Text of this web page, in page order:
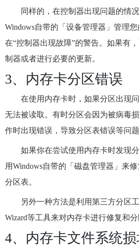
同样的，在控制器出现问题的情
Windows自带的「设备管理器」管理
在“控制器出现故障”的警告。如果有
制器或者进行必要的更新。
3、内存卡分区错误
在使用内存卡时，如果分区出现
无法被读取。有时分区会因为被病毒
作时出现错误，导致分区表错误等问题
如果你在尝试使用内存卡时发现
用Windows自带的「磁盘管理器」来
分区表。
另外一种方法是利用第三方分区
Wizard等工具来对内存卡进行修复和分
4、内存卡文件系统